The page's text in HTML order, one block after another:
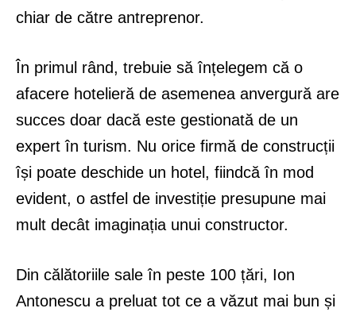
chiar de către antreprenor.
În primul rând, trebuie să înțelegem că o
afacere hotelieră de asemenea anvergură are
succes doar dacă este gestionată de un
expert în turism. Nu orice firmă de construcții
își poate deschide un hotel, fiindcă în mod
evident, o astfel de investiție presupune mai
mult decât imaginația unui constructor.
Din călătoriile sale în peste 100 țări, Ion
Antonescu a preluat tot ce a văzut mai bun și